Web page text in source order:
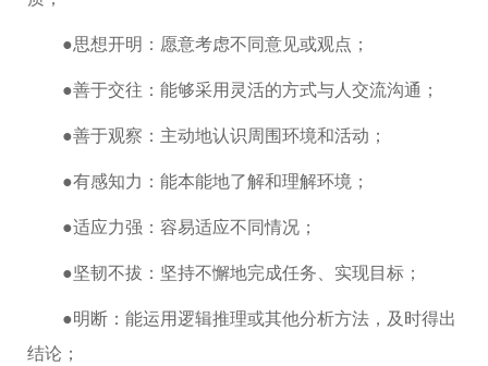
●思想开明：愿意考虑不同意见或观点；
●善于交往：能够采用灵活的方式与人交流沟通；
●善于观察：主动地认识周围环境和活动；
●有感知力：能本能地了解和理解环境；
●适应力强：容易适应不同情况；
●坚韧不拔：坚持不懈地完成任务、实现目标；
●明断：能运用逻辑推理或其他分析方法，及时得出
结论；